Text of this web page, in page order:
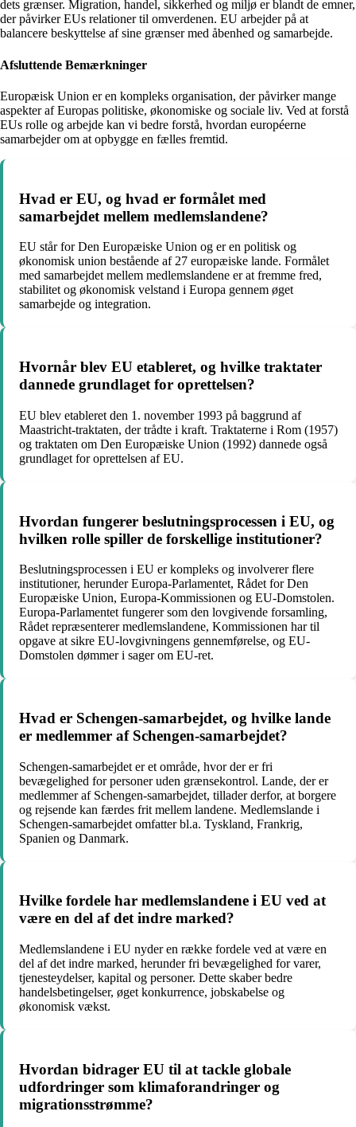
dets grænser. Migration, handel, sikkerhed og miljø er blandt de emner,
der påvirker EUs relationer til omverdenen. EU arbejder på at
balancere beskyttelse af sine grænser med åbenhed og samarbejde.
Afsluttende Bemærkninger
Europæisk Union er en kompleks organisation, der påvirker mange
aspekter af Europas politiske, økonomiske og sociale liv. Ved at forstå
EUs rolle og arbejde kan vi bedre forstå, hvordan européerne
samarbejder om at opbygge en fælles fremtid.
Hvad er EU, og hvad er formålet med
samarbejdet mellem medlemslandene?
EU står for Den Europæiske Union og er en politisk og
økonomisk union bestående af 27 europæiske lande. Formålet
med samarbejdet mellem medlemslandene er at fremme fred,
stabilitet og økonomisk velstand i Europa gennem øget
samarbejde og integration.
Hvornår blev EU etableret, og hvilke traktater
dannede grundlaget for oprettelsen?
EU blev etableret den 1. november 1993 på baggrund af
Maastricht-traktaten, der trådte i kraft. Traktaterne i Rom (1957)
og traktaten om Den Europæiske Union (1992) dannede også
grundlaget for oprettelsen af EU.
Hvordan fungerer beslutningsprocessen i EU, og
hvilken rolle spiller de forskellige institutioner?
Beslutningsprocessen i EU er kompleks og involverer flere
institutioner, herunder Europa-Parlamentet, Rådet for Den
Europæiske Union, Europa-Kommissionen og EU-Domstolen.
Europa-Parlamentet fungerer som den lovgivende forsamling,
Rådet repræsenterer medlemslandene, Kommissionen har til
opgave at sikre EU-lovgivningens gennemførelse, og EU-
Domstolen dømmer i sager om EU-ret.
Hvad er Schengen-samarbejdet, og hvilke lande
er medlemmer af Schengen-samarbejdet?
Schengen-samarbejdet er et område, hvor der er fri
bevægelighed for personer uden grænsekontrol. Lande, der er
medlemmer af Schengen-samarbejdet, tillader derfor, at borgere
og rejsende kan færdes frit mellem landene. Medlemslande i
Schengen-samarbejdet omfatter bl.a. Tyskland, Frankrig,
Spanien og Danmark.
Hvilke fordele har medlemslandene i EU ved at
være en del af det indre marked?
Medlemslandene i EU nyder en række fordele ved at være en
del af det indre marked, herunder fri bevægelighed for varer,
tjenesteydelser, kapital og personer. Dette skaber bedre
handelsbetingelser, øget konkurrence, jobskabelse og
økonomisk vækst.
Hvordan bidrager EU til at tackle globale
udfordringer som klimaforandringer og
migrationsstrømme?